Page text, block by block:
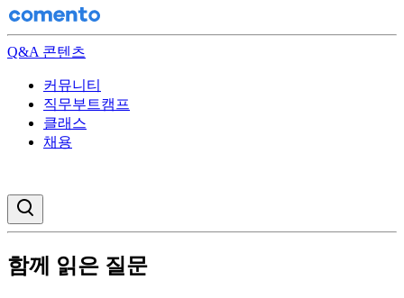
Q&A 콘텐츠
커뮤니티
직무부트캠프
클래스
채용
함께 읽은 질문